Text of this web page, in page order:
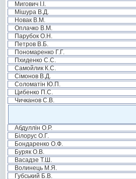
Мигович І.І.
Мішура В.Д.
Новак В.М.
Оплачко В.М.
Парубок О.Н.
Петров В.Б.
Пономаренко Г.Г.
Пхиденко С.С.
Самойлик К.С.
Сімонов В.Д.
Соломатін Ю.П.
Цибенко П.С.
Чичканов С.В.
Абдуллін О.Р.
Білорус О.Г.
Бондаренко О.Ф.
Буряк О.В.
Васадзе Т.Ш.
Волинець М.Я.
Губський Б.В.